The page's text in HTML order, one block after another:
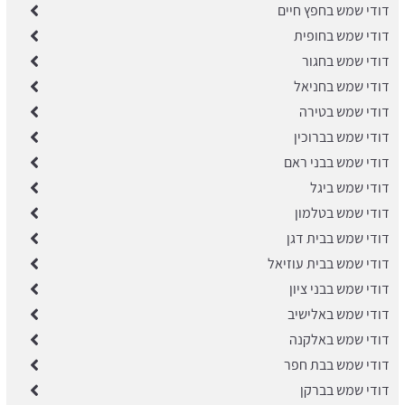
דודי שמש בחפץ חיים
דודי שמש בחופית
דודי שמש בחגור
דודי שמש בחניאל
דודי שמש בטירה
דודי שמש בברוכין
דודי שמש בבני ראם
דודי שמש ביגל
דודי שמש בטלמון
דודי שמש בבית דגן
דודי שמש בבית עוזיאל
דודי שמש בבני ציון
דודי שמש באלישיב
דודי שמש באלקנה
דודי שמש בבת חפר
דודי שמש בברקן